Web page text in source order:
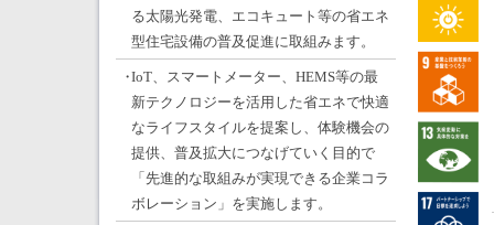
る太陽光発電、エコキュート等の省エネ
型住宅設備の普及促進に取組みます。
・IoT、スマートメーター、HEMS等の最
新テクノロジーを活用した省エネで快適
なライフスタイルを提案し、体験機会の
提供、普及拡大につなげていく目的で
「先進的な取組みが実現できる企業コラ
ボレーション」を実施します。